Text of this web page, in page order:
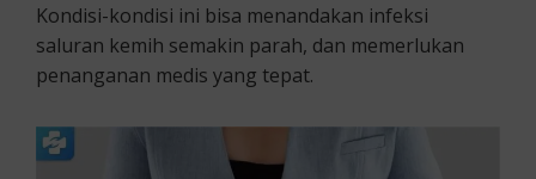
Kondisi-kondisi ini bisa menandakan infeksi
saluran kemih semakin parah, dan memerlukan
penanganan medis yang tepat.